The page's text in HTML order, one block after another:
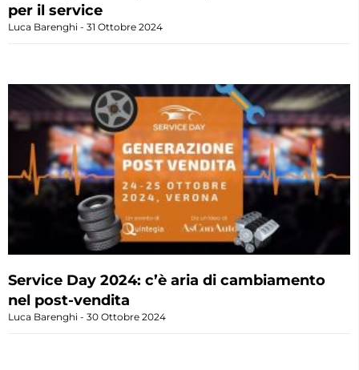
per il service
Luca Barenghi 31 Ottobre 2024
Service Day 2024: c’è aria di cambiamento
nel post-vendita
Luca Barenghi 30 Ottobre 2024